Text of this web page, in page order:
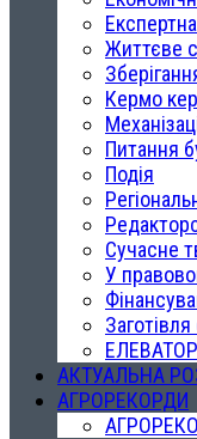
Життєве
Кермо
Питання
Подія
Сучасне
У
АКТУАЛЬНА
АГРОРЕКОРДИ